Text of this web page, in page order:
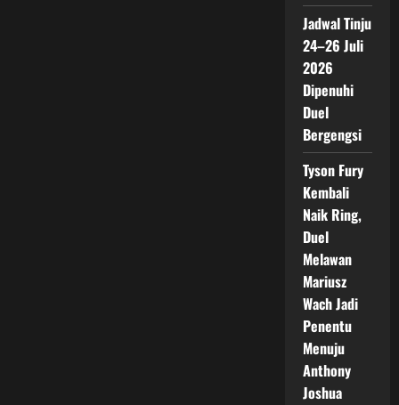
Jadwal Tinju
24–26 Juli
2026
Dipenuhi
Duel
Bergengsi
Tyson Fury
Kembali
Naik Ring,
Duel
Melawan
Mariusz
Wach Jadi
Penentu
Menuju
Anthony
Joshua